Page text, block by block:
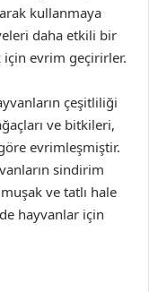
kullanmaya
daha etkili bir
evrim geçirirler.
çeşitliliği
ve bitkileri,
evrimleşmiştir.
sindirim
ve tatlı hale
hayvanlar için